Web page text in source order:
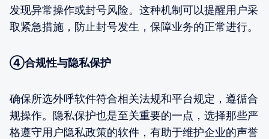
发现异常操作或封号风险。这种机制可以提醒用户采
取紧急措施，防止封号发生，保障业务的正常进行。
④合规性与隐私保护
确保所选外呼软件符合相关法规和平台规定，遵循合
规操作。隐私保护也是至关重要的一点，选择那些严
格遵守用户隐私政策的软件，有助于维护企业的声誉